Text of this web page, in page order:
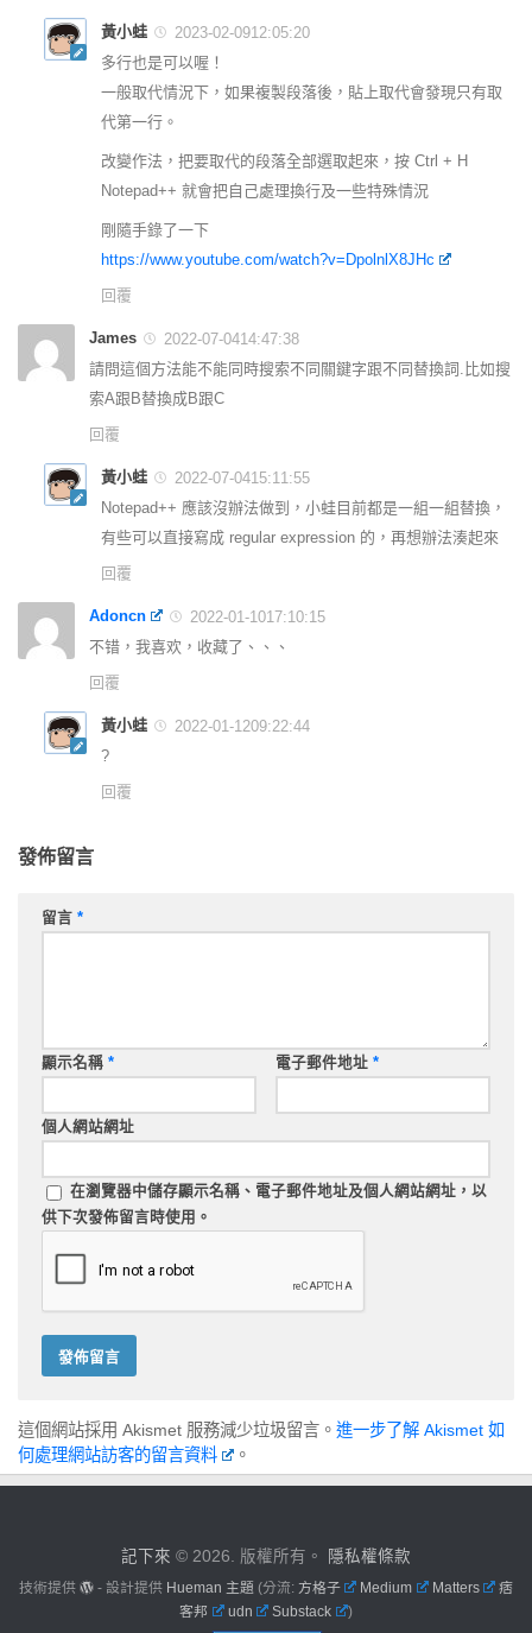
黃小蛙
2023-02-0912:05:20
多行也是可以喔！
一般取代情況下，如果複製段落後，貼上取代會發現只有取
代第一行。
改變作法，把要取代的段落全部選取起來，按 Ctrl + H
Notepad++ 就會把自己處理換行及一些特殊情況
剛隨手錄了一下
https://www.youtube.com/watch?v=DpolnlX8JHc
回覆
James
2022-07-0414:47:38
請問這個方法能不能同時搜索不同關鍵字跟不同替換詞.比如搜
索A跟B替換成B跟C
回覆
黃小蛙
2022-07-0415:11:55
Notepad++ 應該沒辦法做到，小蛙目前都是一組一組替換，
有些可以直接寫成 regular expression 的，再想辦法湊起來
回覆
Adoncn
2022-01-1017:10:15
不错，我喜欢，收藏了、、、
回覆
黃小蛙
2022-01-1209:22:44
?
回覆
發佈留言
留言 *
顯示名稱 * 電子郵件地址 *
個人網站網址
在瀏覽器中儲存顯示名稱、電子郵件地址及個人網站網址，以
供下次發佈留言時使用。
這個網站採用 Akismet 服務減少垃圾留言。 進一步了解 Akismet 如
何處理網站訪客的留言資料
。
記下來 © 2026. 版權所有。 隱私權條款
技術提供 - 設計提供 Hueman 主題 (分流: 方格子 Medium Matters
痞
客邦
udn Substack )